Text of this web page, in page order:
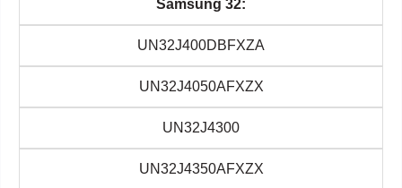
Samsung 32:
UN32J400DBFXZA
UN32J4050AFXZX
UN32J4300
UN32J4350AFXZX